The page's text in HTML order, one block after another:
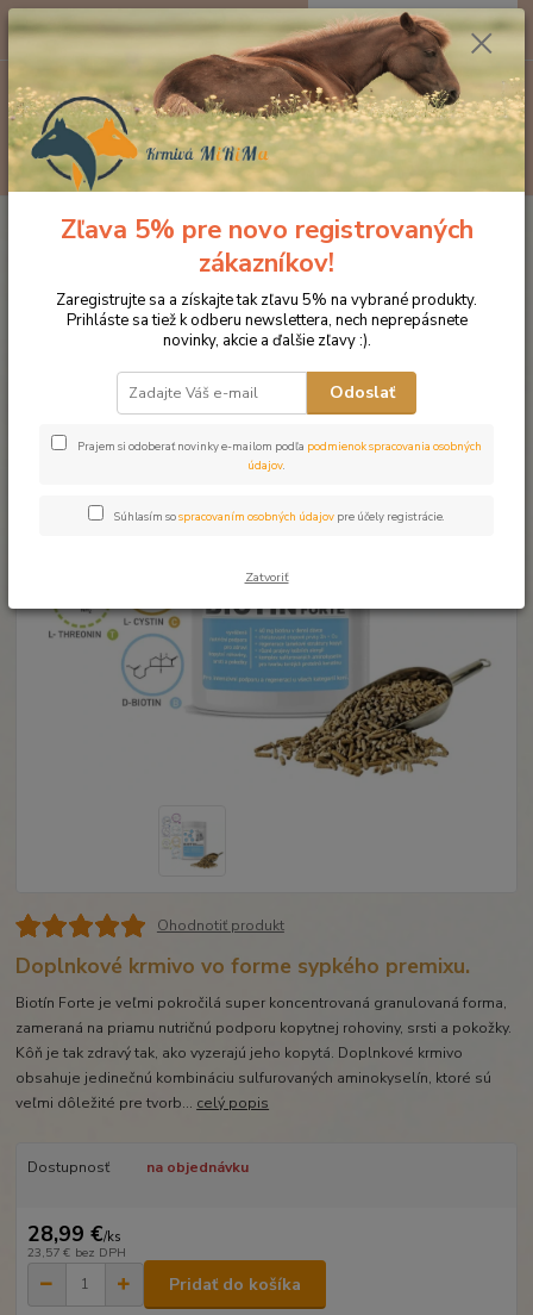
Menu
0ks
za0 €
Produkty DROMY Koža, srsť a kopytá
Dromy Biotin FORTE
Dromy Biotin FORTE 750 g
Ohodnotiť produkt
Doplnkové krmivo vo forme sypkého premixu.
Biotín Forte je veľmi pokročilá super koncentrovaná granulovaná forma,
zameraná na priamu nutričnú podporu kopytnej rohoviny, srsti a pokožky.
Kôň je tak zdravý tak, ako vyzerajú jeho kopytá. Doplnkové krmivo
obsahuje jedinečnú kombináciu sulfurovaných aminokyselín, ktoré sú
veľmi dôležité pre tvorb... celý popis
Dostupnosť na objednávku
28,99 €/ks
23,57 € bez DPH
Pridať do košíka
Zľava 5% pre novo registrovaných
zákazníkov!
Zaregistrujte sa a získajte tak zľavu 5% na vybrané produkty.
Prihláste sa tiež k odberu newslettera, nech neprepásnete
novinky, akcie a ďalšie zľavy :).
Odoslať
Prajem si odoberať novinky e-mailom podľa podmienok spracovania osobných
údajov.
Súhlasím sospracovaním osobných údajov pre účely registrácie.
Zatvoriť